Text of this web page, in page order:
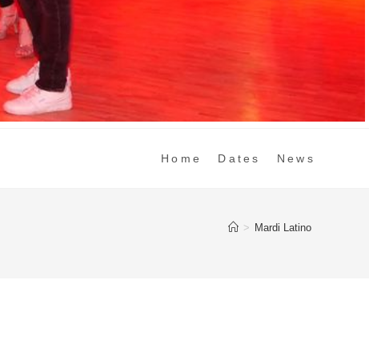
Home Dates News
> Mardi Latino